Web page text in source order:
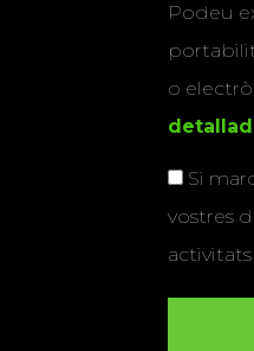
Podeu
o
Si
vostres
activitats